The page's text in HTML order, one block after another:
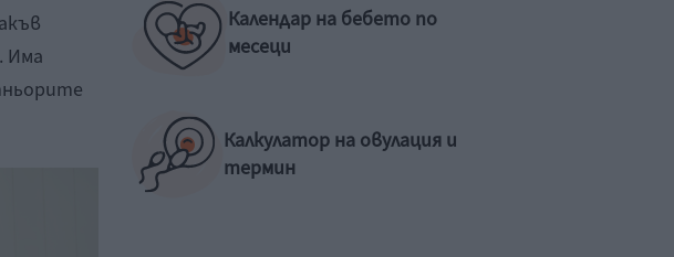
Има
Календар на бебето по
месеци
Калкулатор на овулация и
термин